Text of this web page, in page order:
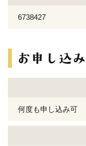
6738427
何度も申し込み可